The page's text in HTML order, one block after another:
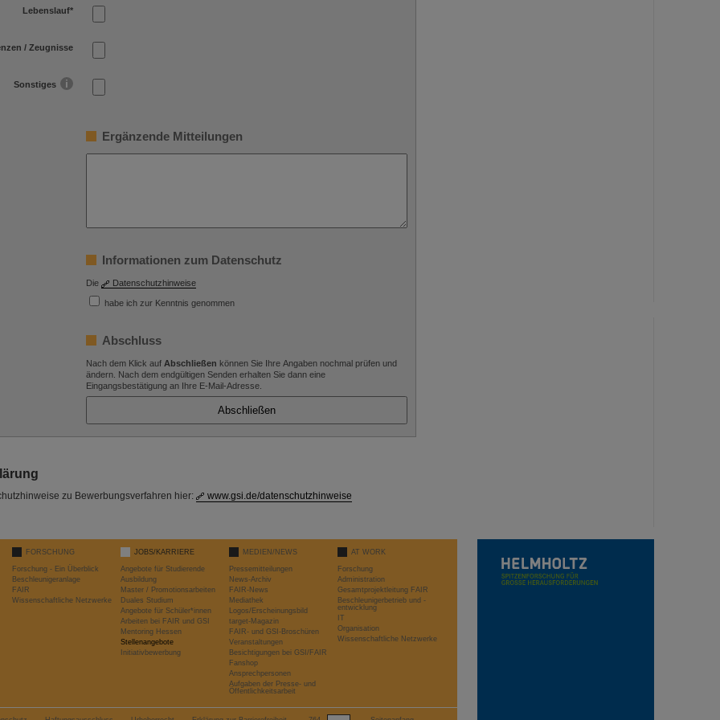
Lebenslauf*
/ Zeugnisse
Sonstiges
Ergänzende Mitteilungen
Informationen zum Datenschutz
Die Datenschutzhinweise
habe ich zur Kenntnis genommen
Abschluss
Nach dem Klick auf Abschließen können Sie Ihre Angaben nochmal prüfen und
ändern. Nach dem endgültigen Senden erhalten Sie dann eine
Eingangsbestätigung an Ihre E-Mail-Adresse.
zu Bewerbungsverfahren hier: www.gsi.de/datenschutzhinweise
FORSCHUNG
Forschung - Ein Überblick
Beschleunigeranlage
FAIR
Wissenschaftliche Netzwerke
JOBS/KARRIERE
Angebote für Studierende
Ausbildung
Master / Promotionsarbeiten
Duales Studium
Angebote für Schüler*innen
Arbeiten bei FAIR und GSI
Mentoring Hessen
Stellenangebote
Initiativbewerbung
MEDIEN/NEWS
Pressemitteilungen
News-Archiv
FAIR-News
Mediathek
Logos/Erscheinungsbild
target-Magazin
FAIR- und GSI-Broschüren
Veranstaltungen
Besichtigungen bei GSI/FAIR
Fanshop
Ansprechpersonen
Aufgaben der Presse- und
Öffentlichkeitsarbeit
AT WORK
Forschung
Administration
Gesamtprojektleitung FAIR
Beschleunigerbetrieb und -
entwicklung
IT
Organisation
Wissenschaftliche Netzwerke